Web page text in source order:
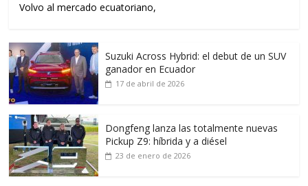
Volvo al mercado ecuatoriano,
Suzuki Across Hybrid: el debut de un SUV
ganador en Ecuador
17 de abril de 2026
Dongfeng lanza las totalmente nuevas
Pickup Z9: híbrida y a diésel
23 de enero de 2026